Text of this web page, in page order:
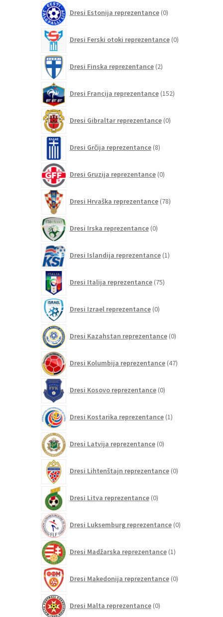
Dresi Estonija reprezentance 0izdelkov
Dresi Ferski otoki reprezentance 0izdelkov
Dresi Finska reprezentance 2izdelka
Dresi Francija reprezentance 152izdelkov
Dresi Gibraltar reprezentance 0izdelkov
Dresi Grčija reprezentance 8izdelkov
Dresi Gruzija reprezentance 0izdelkov
Dresi Hrvaška reprezentance 78izdelkov
Dresi Irska reprezentance 0izdelkov
Dresi Islandija reprezentance 1izdelek
Dresi Italija reprezentance 75izdelkov
Dresi Izrael reprezentance 0izdelkov
Dresi Kazahstan reprezentance 0izdelkov
Dresi Kolumbija reprezentance 47izdelkov
Dresi Kosovo reprezentance 0izdelkov
Dresi Kostarika reprezentance 1izdelek
Dresi Latvija reprezentance 0izdelkov
Dresi Lihtenštajn reprezentance 0izdelkov
Dresi Litva reprezentance 0izdelkov
Dresi Luksemburg reprezentance 0izdelkov
Dresi Madžarska reprezentance 1izdelek
Dresi Makedonija reprezentance 0izdelkov
Dresi Malta reprezentance 0izdelkov